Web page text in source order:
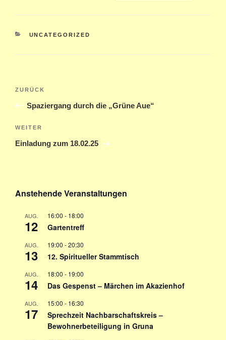
KATEGORIEN
UNCATEGORIZED
Beitragsnavigation
Vorheriger
Beitrag
ZURÜCK
Spaziergang durch die „Grüne Aue“
Nächster
Beitrag
WEITER
Einladung zum 18.02.25
Anstehende Veranstaltungen
AUG.
12
16:00 - 18:00
Gartentreff
AUG.
13
19:00 -20:30
12. Spiritueller Stammtisch
AUG.
14
18:00 - 19:00
Das Gespenst – Märchen im Akazienhof
AUG.
17
15:00 - 16:30
Sprechzeit Nachbarschaftskreis –
Bewohnerbeteiligung in Gruna